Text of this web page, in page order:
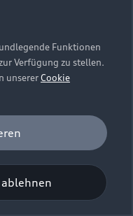
auf dieser
Funktionen
Verfügung zu stellen.
unsererCookie
wird (z. B.
Cookies
verwendet.